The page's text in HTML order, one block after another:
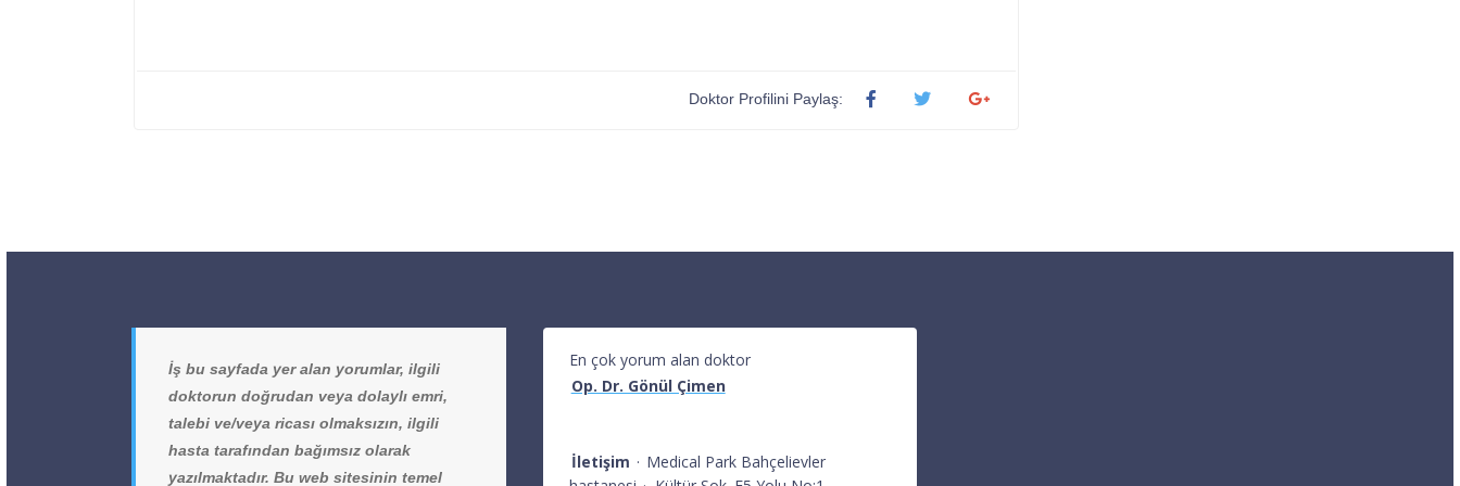
Doktor Profilini Paylaş:
İş bu sayfada yer alan yorumlar, ilgili
doktorun doğrudan veya dolaylı emri,
talebi ve/veya ricası olmaksızın, ilgili
hasta tarafından bağımsız olarak
yazılmaktadır. Bu web sitesinin temel
En çok yorum alan doktor
Op. Dr. Gönül Çimen
İletişim · Medical Park Bahçelievler